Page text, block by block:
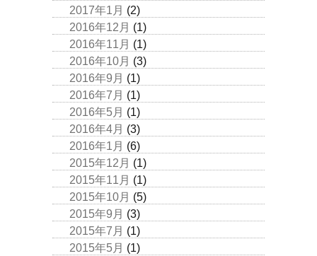
2017年1月 (2)
2016年12月 (1)
2016年11月 (1)
2016年10月 (3)
2016年9月 (1)
2016年7月 (1)
2016年5月 (1)
2016年4月 (3)
2016年1月 (6)
2015年12月 (1)
2015年11月 (1)
2015年10月 (5)
2015年9月 (3)
2015年7月 (1)
2015年5月 (1)